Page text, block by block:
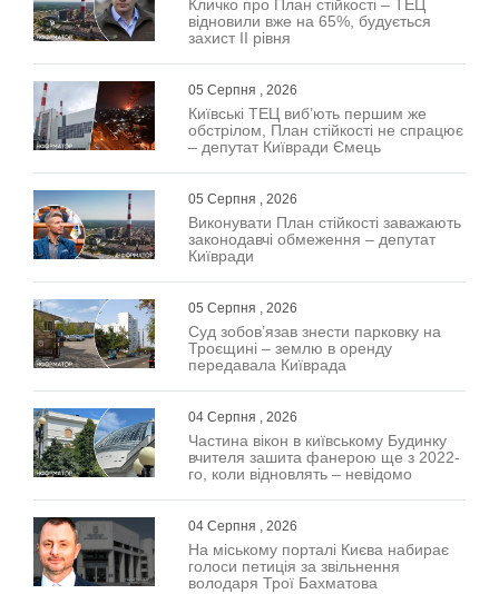
Кличко про План стійкості – ТЕЦ
відновили вже на 65%, будується
захист ІІ рівня
05 Серпня , 2026
Київські ТЕЦ виб’ють першим же
обстрілом, План стійкості не спрацює
– депутат Київради Ємець
05 Серпня , 2026
Виконувати План стійкості заважають
законодавчі обмеження – депутат
Київради
05 Серпня , 2026
Суд зобов’язав знести парковку на
Троєщині – землю в оренду
передавала Київрада
04 Серпня , 2026
Частина вікон в київському Будинку
вчителя зашита фанерою ще з 2022-
го, коли відновлять – невідомо
04 Серпня , 2026
На міському порталі Києва набирає
голоси петиція за звільнення
володаря Трої Бахматова